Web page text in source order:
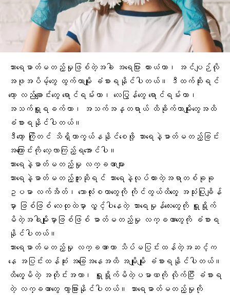
သားရေဓာတ်မတည့်မှုဖြစ်တဲ့အခါ အရေပြား ယားယံတာ၊ အင်ပျဉ်လို
အဖုအပိမ့်တွေ ထွက်တာမျိုး ခံစားရနိုင်ပါတယ်။ ဒီထက်ဆိုးရင်
တော့ လည်ချောင်းတွေ ရောင်ရမ်းတာ၊ လေပြွန်တွေ ရောင်ရမ်းတာ၊
အသက်ရှူရခက်တာ၊ အသက်အန္တရာယ် ထိခိုက်တာမျိုးတွေအထိ
ခံစားရနိုင်ပါတယ်။
ဒီတော့ ကြိုတင် သိရှိကာကွယ်နနိုင်စေဖို့ သားရေနဲ့ဓာတ်မတည့်ခြင်း
အကြောင်းကို လေ့လာကြည့်ရအောင်ပါ။
သားရေနဲ့ဓာတ်မတည့်မှု လက္ခဏာများ
သားရေနဲ့ဓာတ်မတည့်ဘူးဆိုရင် သားရေနဲ့လုပ်ထားတဲ့အရာတစ်ခုခု
ဥပမာ လက်အိတ်၊ ဘောလုံးစတာတွေကို ကိုင်တွယ်ထိတွေ့ အသုံးပြုချိန်
မှာ ဖြစ်ဖြစ် လေထုထဲမှာ လွှင့်ပါနေတဲ့ သားရေမှုန်လေးတွေကို ရှူရှိုက်
မိတဲ့အခါမျိုးမှာဖြစ်ဖြစ် ဓာတ်မတည့်မှု လက္ခဏာတွေကို ခံစားရ
နိုင်ပါတယ်။
သားရေဓာတ်မတည့်မှု လက္ခဏာဟာ သိပ်မပြင်းထန်တဲ့အဆင့်က
နေ အပြင်းထန်ဆုံး အခြေအနေအထိ အမျိုးမျိုး ခံစားရနိုင်ပါတယ်။
ထိတွေ့မိတဲ့ အတိုင်းအတာ၊ ရှူရှိုက်မိတဲ့ပမာဏကို လိုက်ပြီး ခံစားရ
တဲ့ လက္ခဏာတွေ ကွာခြားနိုင်ပါတယ်။ သားရေဓာတ်မတည့်မှုကို